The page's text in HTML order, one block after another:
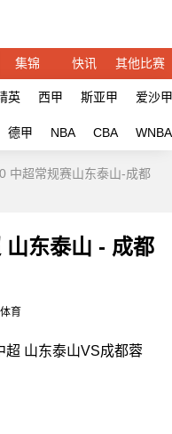
集锦 快讯 其他比赛
英 西甲 斯亚甲 爱沙甲
德甲 NBA CBA WNBA
中超常规赛山东泰山-成都
东泰山 - 成都
育
超 山东泰山VS成都蓉